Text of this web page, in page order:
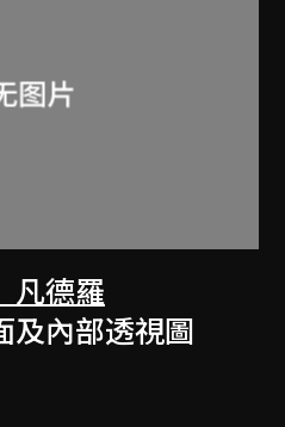
凡德羅
及內部透視圖